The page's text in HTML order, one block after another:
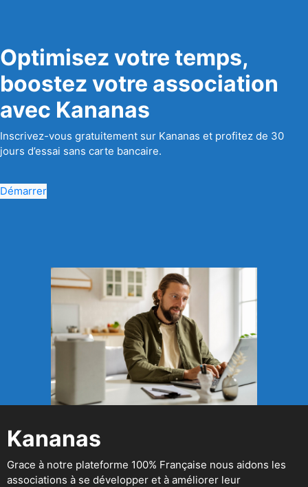
Optimisez votre temps,
boostez votre association
avec Kananas
Inscrivez-vous gratuitement sur Kananas et profitez de 30
jours d’essai sans carte bancaire.
Démarrer
Kananas
Grace à notre plateforme 100% Française nous aidons les
associations à se développer et à améliorer leur